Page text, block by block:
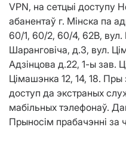
VPN, на сетцыі доступу
абанентаў г. Мінска па
60/1, 60/2, 60/4, 62В, вул.
Шаранговiча, д.3, вул.
Адзiнцова д.22, 1-ы зав.
Цiмашэнка 12, 14, 18. Пры
доступ да экстраных
мабільных тэлефонаў.
Прыносім прабачэнні за